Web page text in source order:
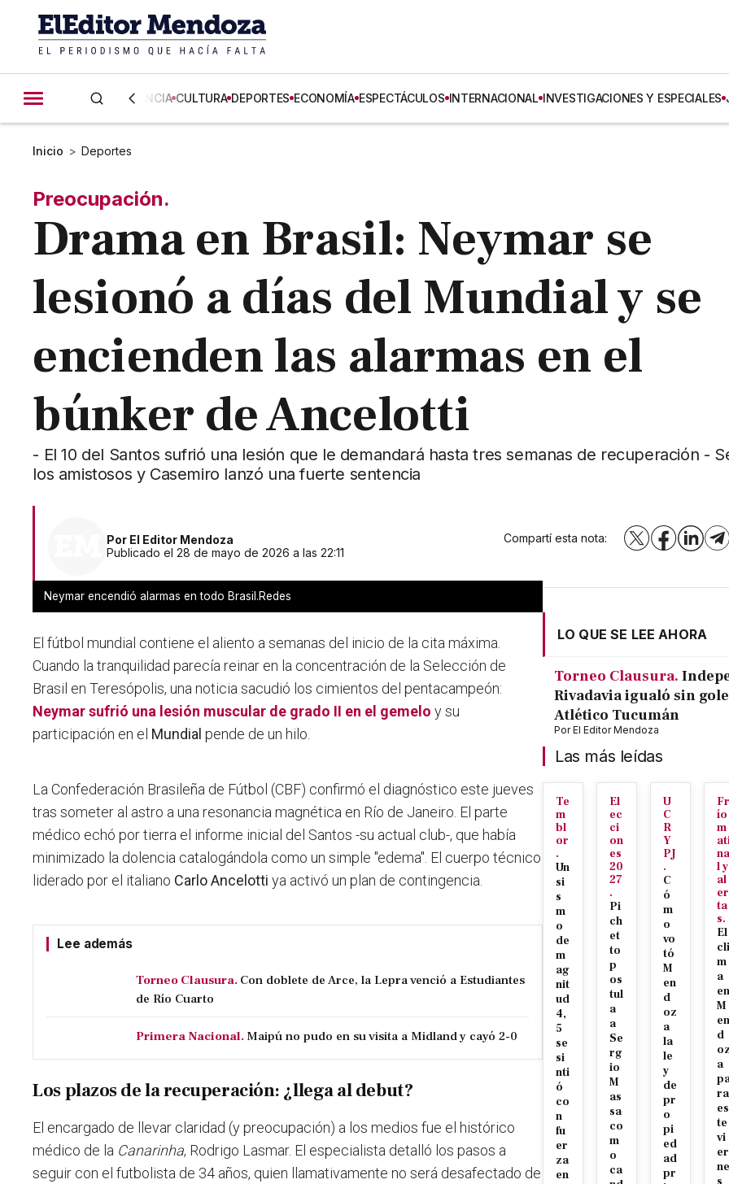
CIENCIA CULTURA DEPORTES ECONOMÍA ESPECTÁCULOS INTERNACIONAL INVESTIGACIONES Y ESPECIALES
Inicio > Deportes
Preocupación.
Drama en Brasil: Neymar se
lesionó a días del Mundial y se
encienden las alarmas en el
búnker de Ancelotti
- El 10 del Santos sufrió una lesión que le demandará hasta tres semanas de recuperación -
los amistosos y Casemiro lanzó una fuerte sentencia
Por El Editor Mendoza
Publicado el 28 de mayo de 2026 a las 22:11
Compartí esta nota: X Facebook
Neymar encendió alarmas en todo Brasil.Redes
El fútbol mundial contiene el aliento a semanas del inicio de la cita máxima.
Cuando la tranquilidad parecía reinar en la concentración de la Selección de
Brasil en Teresópolis, una noticia sacudió los cimientos del pentacampeón:
Neymar sufrió una lesión muscular de grado II en el gemelo y su
participación en el Mundialpende de un hilo.
La Confederación Brasileña de Fútbol (CBF) confirmó el diagnóstico este jueves
tras someter al astro a una resonancia magnética en Río de Janeiro. El parte
médico echó por tierra el informe inicial del Santos -su actual club-, que había
minimizado la dolencia catalogándola como un simple "edema". El cuerpo técnico
liderado por el italiano Carlo Ancelotti ya activó un plan de contingencia.
Lee además
Torneo Clausura. Con doblete de Arce, la Lepra venció a Estudiantes
de Río Cuarto
Primera Nacional. Maipú no pudo en su visita a Midland y cayó 2-0
Los plazos de la recuperación: ¿llega al debut?
El encargado de llevar claridad (y preocupación) a los medios fue el histórico
médico de la Canarinha, Rodrigo Lasmar. El especialista detalló los pasos a
seguir con el futbolista de 34 años, quien llamativamente no será desafectado de
LO QUE SE LEE AHORA
Torneo Clausura.
Rivadavia igualó sin
Atlético Tucumán
PorEl Editor Mendoza
Las más leídas
Te
m
bl
or
.
Un
si
s
m
o
de
m
ag
nit
ud
4,
5
se
si
nti
ó
co
n
fu
er
za
en
El
ec
ci
on
es
20
27
.
Pi
ch
et
to
p
os
tul
a
a
Se
rg
io
M
as
sa
co
m
o
ca
U
C
R
Y
PJ
.
C
ó
m
o
vo
tó
M
en
d
oz
a
la
le
y
de
pr
o
pi
ed
ad
pr
Fr
ío
m
na
l y
al
er
ta
s.
El
cli
m
a
en
M
en
d
a
ra
es
te
vi
er
ne